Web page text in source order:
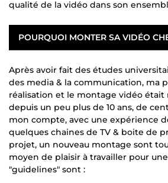
qualité de la vidéo dans son
POURQUOI MONTER SA VIDÉO
Après avoir fait des études
des media & la communication, ma
réalisation et le montage vidéo était
depuis un peu plus de 10 ans, de
mon compte, avec une expérience
quelques chaines de TV & boite de
projet, un nouveau montage sont
moyen de plaisir à travailler pour
"guidelines" sont :